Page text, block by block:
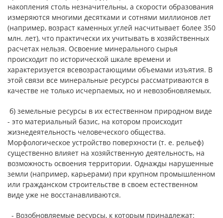
накопления столь незначительны, а скорости образования
измеряются многими десятками и сотнями миллионов лет
(например, возраст каменных углей насчитывает более 350
млн. лет), что практически их учитывать в хозяйственных
расчетах нельзя. Освоение минерального сырья
происходит по исторической шкале времени и
характеризуется всевозрастающими объемами изъятия. В
этой связи все минеральные ресурсы рассматриваются в
качестве не только исчерпаемых, но и невозобновляемых.
б) земельные ресурсы в их естественном природном виде
- это материальный базис, на котором происходит
жизнедеятельность человеческого общества.
Морфологическое устройство поверхности (т. е. рельеф)
существенно влияет на хозяйственную деятельность, на
возможность освоения территории. Однажды нарушенные
земли (например, карьерами) при крупном промышленном
или гражданском строительстве в своем естественном
виде уже не восстанавливаются.
- Возобновляемые ресурсы, к которым принадлежат: